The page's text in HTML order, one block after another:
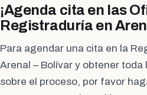
¡Agenda cita en las
Registraduría en
Para agendar una cita en la
Arenal – Bolívar y obtener
sobre el proceso, por favor